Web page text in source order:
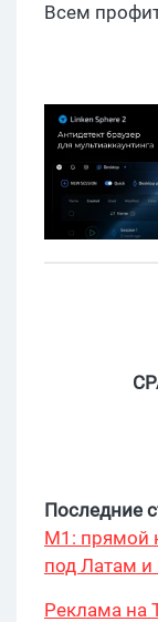
Всем
Последние
М1: прямой
под Латам и
Реклама на